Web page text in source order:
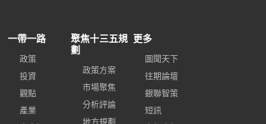
一帶一路
政策
投資
觀點
產業
聚焦十三五規
劃
政策方案
市場聚焦
分析評論
地方規劃
更多
圖聞天下
往期論壇
銀聯智策
短訊